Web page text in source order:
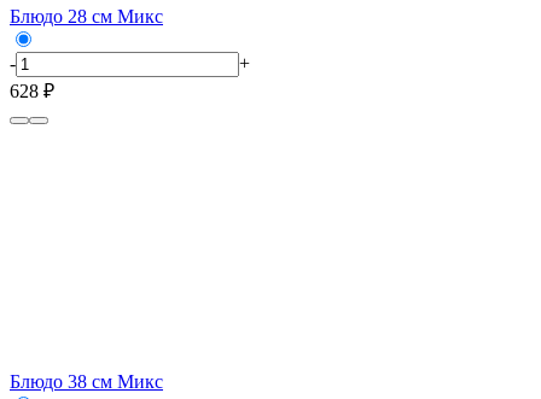
Блюдо 28 см Микс
-
+
628 ₽
Блюдо 38 см Микс